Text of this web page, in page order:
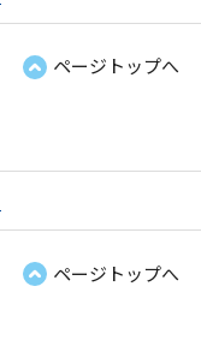
ページトップへ
ページトップへ